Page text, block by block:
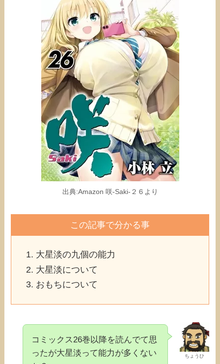
出典:Amazon 咲-Saki-２６より
この記事で分かる事
大星淡の九個の能力
大星淡について
おもちについて
ちょうひ
コミックス26巻以降を読んでて思
ったが大星淡って能力が多くない